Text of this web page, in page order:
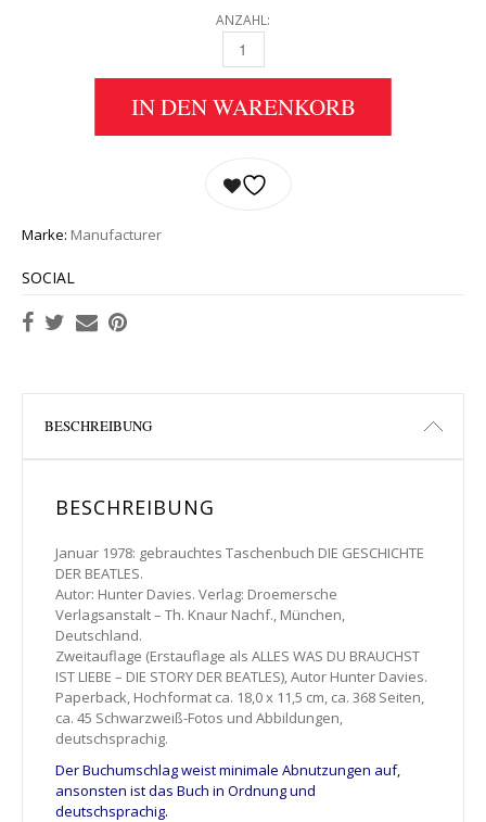
ANZAHL:
GEBRAUCHTES BUCH DIE GESCHICHTE DER
IN DEN WARENKORB
Marke: Manufacturer
SOCIAL
BESCHREIBUNG
BESCHREIBUNG
Januar 1978: gebrauchtes Taschenbuch DIE GESCHICHTE
DER BEATLES.
Autor: Hunter Davies. Verlag: Droemersche
Verlagsanstalt – Th. Knaur Nachf., München,
Deutschland.
Zweitauflage (Erstauflage als ALLES WAS DU BRAUCHST
IST LIEBE – DIE STORY DER BEATLES), Autor Hunter Davies.
Paperback, Hochformat ca. 18,0 x 11,5 cm, ca. 368 Seiten,
ca. 45 Schwarzweiß-Fotos und Abbildungen,
deutschsprachig.
Der Buchumschlag weist minimale Abnutzungen auf,
ansonsten ist das Buch in Ordnung und
deutschsprachig.